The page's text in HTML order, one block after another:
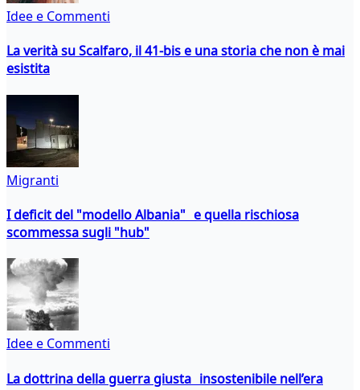
Idee e Commenti
La verità su Scalfaro, il 41-bis e una storia che non è mai
esistita
Migranti
I deficit del "modello Albania" e quella rischiosa
scommessa sugli "hub"
Idee e Commenti
La dottrina della guerra giusta insostenibile nell’era